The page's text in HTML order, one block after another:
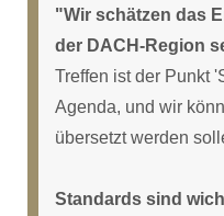
"Wir schätzen das
der DACH-Region
Treffen ist der Punkt
Agenda, und wir
übersetzt werden
Standards sind